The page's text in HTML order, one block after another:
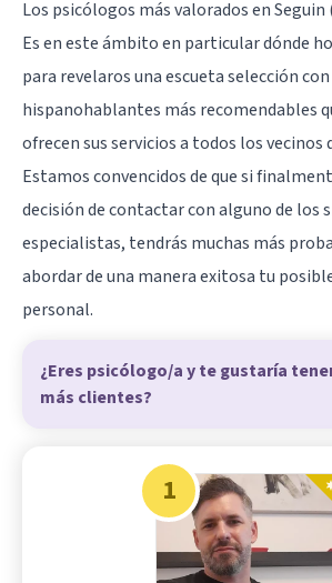
Los psicólogos más valorados en Seguin
Es en este ámbito en particular dónde
para revelaros una escueta selección
hispanohablantes más recomendables
ofrecen sus servicios a todos los vecinos
Estamos convencidos de que si
decisión de contactar con alguno de los
especialistas, tendrás muchas más
abordar de una manera exitosa tu
personal.
¿Eres psicólogo/a y te gustaría
más clientes?
1